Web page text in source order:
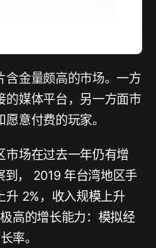
含金量颇高的市场。一方
的媒体平台，另一方面市
意付费的玩家。
市场在过去一年仍有增
， 2019 年台湾地区手
升 2%，收入规模上升
高的增长能力：模拟经
率。